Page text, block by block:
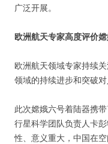
广泛开展。
欧洲航天专家高度评价
欧洲航天领域专家持续
领域的持续进步和突破
此次嫦娥六号着陆器携
行星科学团队负责人卡
性、意义重大，中国在